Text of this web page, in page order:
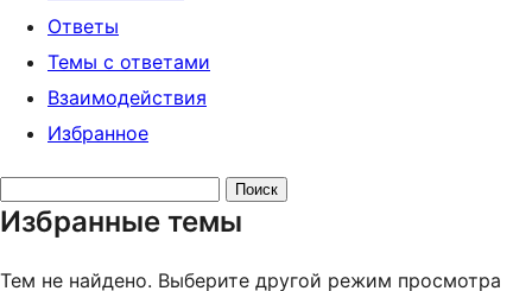
Ответы
Темы с ответами
Взаимодействия
Избранное
тем:
Избранные темы
Тем не найдено. Выберите другой режим просмотра